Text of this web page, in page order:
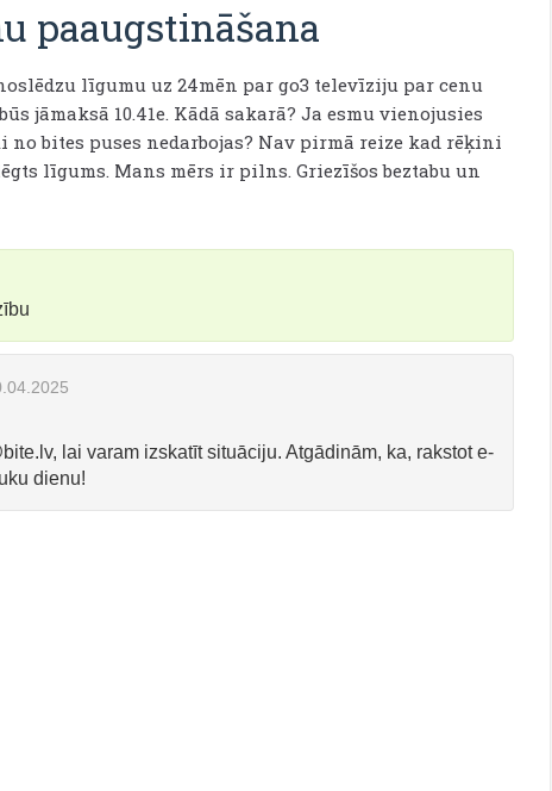
paaugstināšana
līgumu uz 24mēn par go3 televīziju par cenu
jāmaksā 10.41e. Kādā sakarā? Ja esmu vienojusies
no bites puses nedarbojas? Nav pirmā reize kad rēķini
līgums. Mans mērs ir pilns. Griezīšos beztabu un
, lai varam izskatīt situāciju. Atgādinām, ka, rakstot e-
dienu!